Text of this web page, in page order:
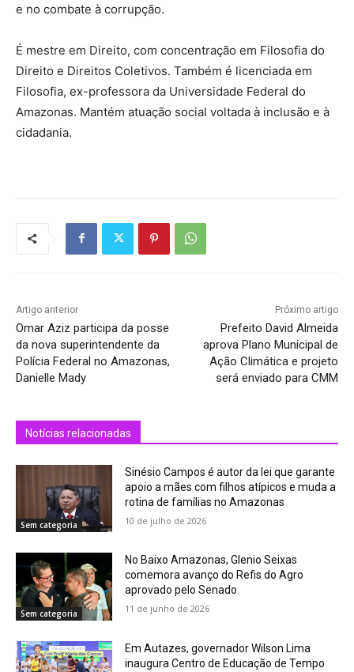
e no combate à corrupção.
É mestre em Direito, com concentração em Filosofia do
Direito e Direitos Coletivos. Também é licenciada em
Filosofia, ex-professora da Universidade Federal do
Amazonas. Mantém atuação social voltada à inclusão e à
cidadania.
Artigo anterior
Omar Aziz participa da posse
da nova superintendente da
Polícia Federal no Amazonas,
Danielle Mady
Próximo artigo
Prefeito David Almeida
aprova Plano Municipal de
Ação Climática e projeto
será enviado para CMM
Notícias relacionadas
Sem categoria
Sinésio Campos é autor da lei que garante
apoio a mães com filhos atípicos e muda a
rotina de famílias no Amazonas
10 de julho de 2026
Sem categoria
No Baixo Amazonas, Glenio Seixas
comemora avanço do Refis do Agro
aprovado pelo Senado
11 de junho de 2026
Em Autazes, governador Wilson Lima
inaugura Centro de Educação de Tempo